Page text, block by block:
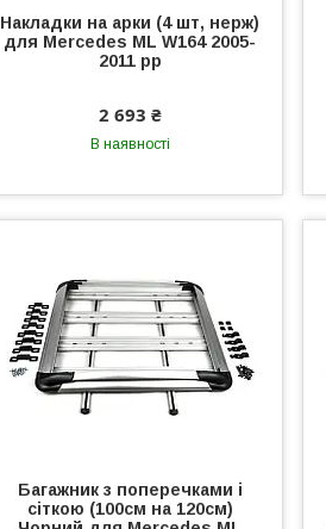
Накладки на арки (4 шт, нерж)
для Mercedes ML W164 2005-
2011 рр
2 693 ₴
В наявності
Багажник з поперечками і
сіткою (100см на 120см)